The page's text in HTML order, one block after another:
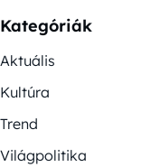
Kategóriák
Aktuális
Kultúra
Trend
Világpolitika